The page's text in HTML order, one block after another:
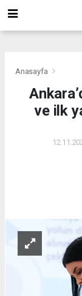
Anasayfa
ve ilk